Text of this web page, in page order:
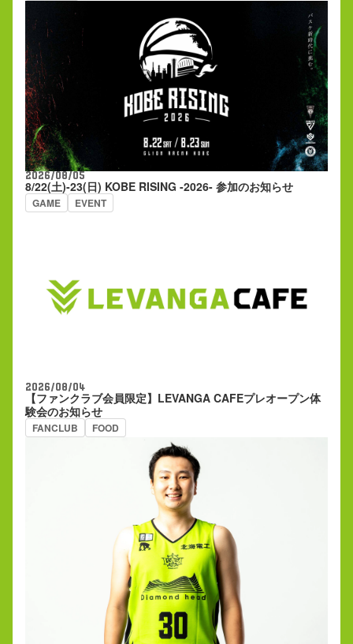
2026/08/05
8/22(土)-23(日) KOBE RISING -2026- 参加のお知らせ
GAME EVENT
2026/08/04
【ファンクラブ会員限定】LEVANGA CAFEプレオープン体
験会のお知らせ
FANCLUB FOOD